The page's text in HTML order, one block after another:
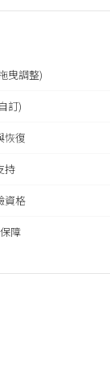
曳調整)
訂)
恢復
持
資格
障